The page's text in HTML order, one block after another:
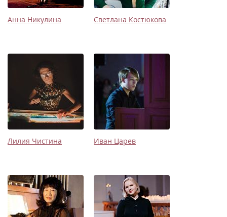
Анна Никулина Светлана Костюкова
Лилия Чистина Иван Царев